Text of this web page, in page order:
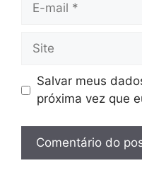
Site
Salvar meus
próxima vez que